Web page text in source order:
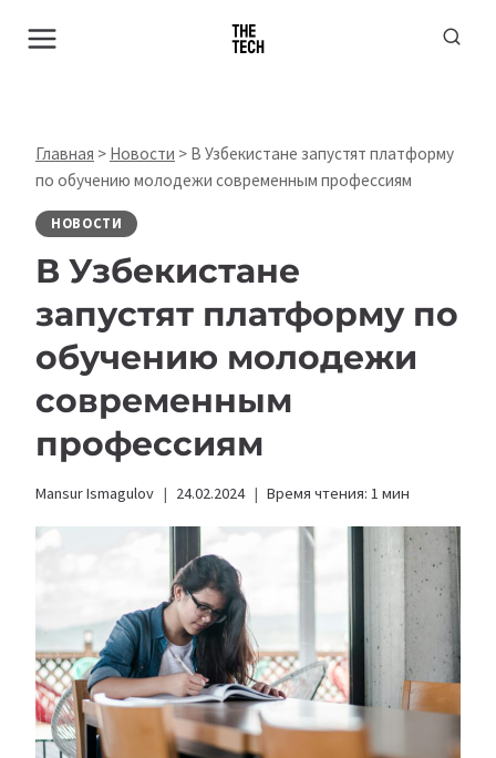
Главная > Новости > В Узбекистане запустят платформу
по обучению молодежи современным профессиям
НОВОСТИ
В Узбекистане
запустят платформу по
обучению молодежи
современным
профессиям
Mansur Ismagulov 24.02.2024 Время чтения: 1 мин